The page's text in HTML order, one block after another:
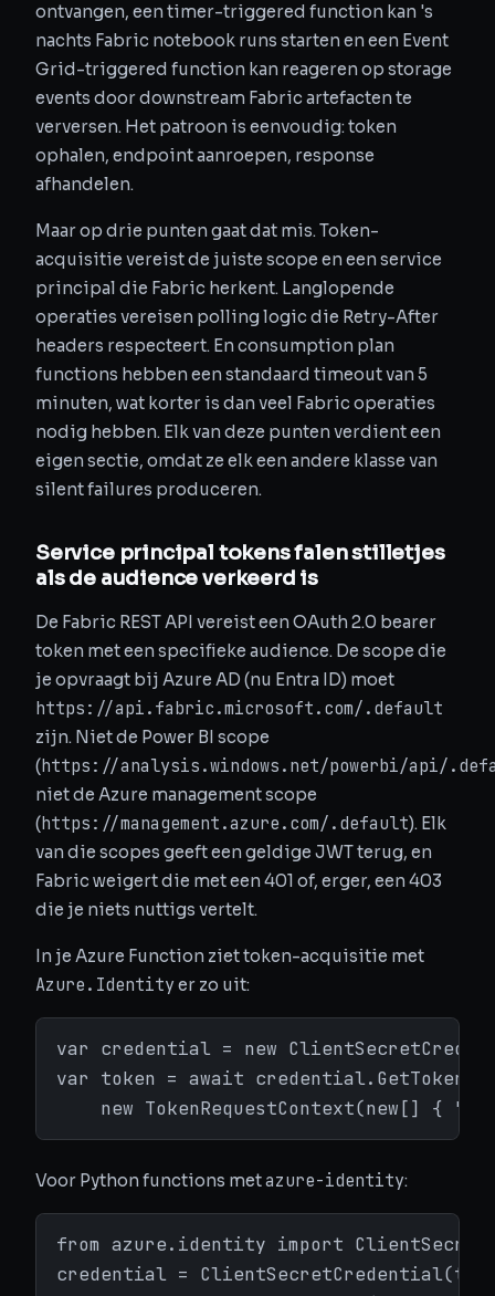
ontvangen, een timer-triggered function kan 's
nachts Fabric notebook runs starten en een Event
Grid-triggered function kan reageren op storage
events door downstream Fabric artefacten te
verversen. Het patroon is eenvoudig: token
ophalen, endpoint aanroepen, response
afhandelen.
Maar op drie punten gaat dat mis. Token-
acquisitie vereist de juiste scope en een service
principal die Fabric herkent. Langlopende
operaties vereisen polling logic die Retry-After
headers respecteert. En consumption plan
functions hebben een standaard timeout van 5
minuten, wat korter is dan veel Fabric operaties
nodig hebben. Elk van deze punten verdient een
eigen sectie, omdat ze elk een andere klasse van
silent failures produceren.
Service principal tokens falen stilletjes
als de audience verkeerd is
De Fabric REST API vereist een OAuth 2.0 bearer
token met een specifieke audience. De scope die
je opvraagt bij Azure AD (nu Entra ID) moet
https://api.fabric.microsoft.com/.default
zijn. Niet de Power BI scope
(https://analysis.windows.net/powerbi/api/
niet de Azure management scope
(https://management.azure.com/.default). Elk
van die scopes geeft een geldige JWT terug, en
Fabric weigert die met een 401 of, erger, een 403
die je niets nuttigs vertelt.
In je Azure Function ziet token-acquisitie met
Azure.Identity er zo uit:
var credential = new
var token = await
new TokenRequestContext(new[] {
Voor Python functions metazure-identity:
from azure.identity import
credential =